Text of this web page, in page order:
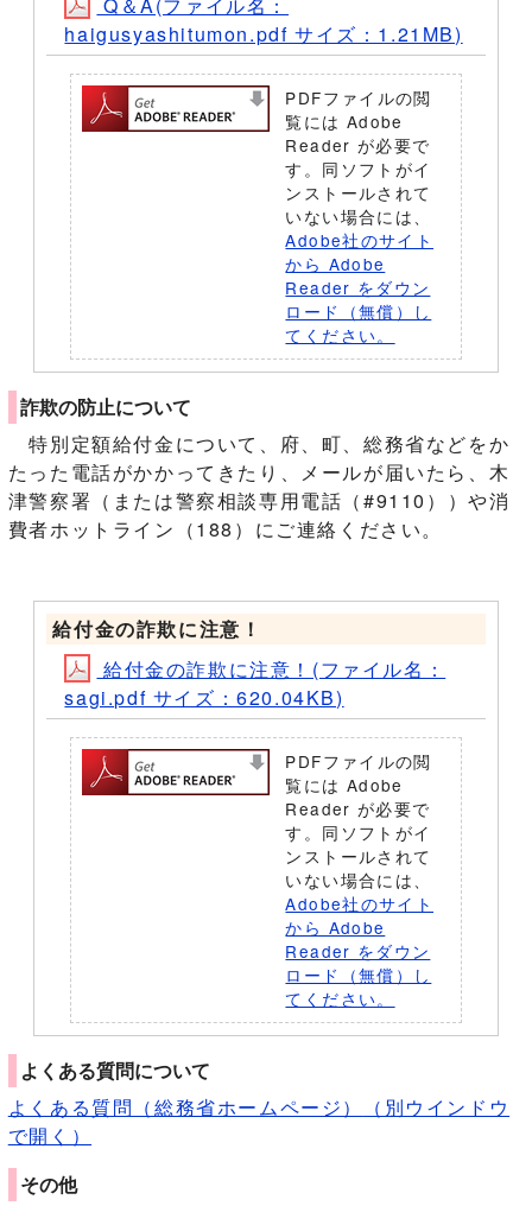
haigusyashitumon.pdf サイズ：1.21MB)
PDFファイルの閲
覧には Adobe
Reader が必要で
す。同ソフトがイ
ンストールされて
いない場合には、
Adobe社のサイト
から Adobe
Reader をダウン
ロード（無償）し
てください。
詐欺の防止について
特別定額給付金について、府、町、総務省などをか
たった電話がかかってきたり、メールが届いたら、木
津警察署（または警察相談専用電話（#9110））や消
費者ホットライン（188）にご連絡ください。
給付金の詐欺に注意！
給付金の詐欺に注意！(ファイル名：
sagi.pdf サイズ：620.04KB)
PDFファイルの閲
覧には Adobe
Reader が必要で
す。同ソフトがイ
ンストールされて
いない場合には、
Adobe社のサイト
から Adobe
Reader をダウン
ロード（無償）し
てください。
よくある質問について
よくある質問（総務省ホームページ）
（別ウインドウ
で開く）
その他